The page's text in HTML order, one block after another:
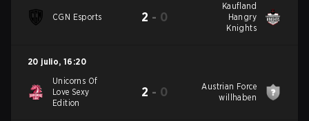
CGN Esports 2 - 0
Kaufland
Hangry
Knights
20 julio, 16:20
Unicorns Of
Love Sexy
Edition
2 - 0
Austrian Force
willhaben